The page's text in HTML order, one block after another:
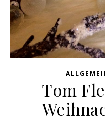
Tom